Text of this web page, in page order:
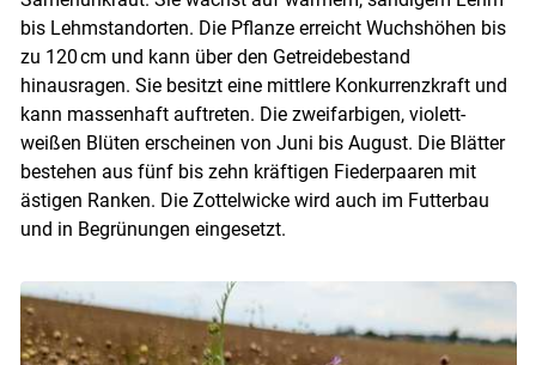
bis Lehmstandorten. Die Pflanze erreicht Wuchshöhen bis
zu 120 cm und kann über den Getreidebestand
hinausragen. Sie besitzt eine mittlere Konkurrenzkraft und
kann massenhaft auftreten. Die zweifarbigen, violett-
weißen Blüten erscheinen von Juni bis August. Die Blätter
bestehen aus fünf bis zehn kräftigen Fiederpaaren mit
ästigen Ranken. Die Zottelwicke wird auch im Futterbau
und in Begrünungen eingesetzt.